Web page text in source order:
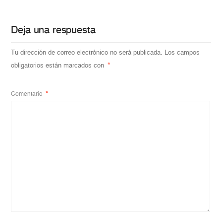
Deja una respuesta
Tu dirección de correo electrónico no será publicada. Los campos
obligatorios están marcados con
*
Comentario *